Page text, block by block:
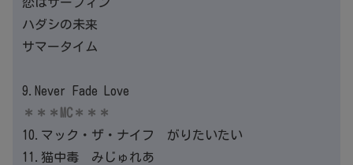
恋はサーフィン
ハダシの未来
サマータイム
9.Never Fade Love
＊＊＊MC＊＊＊
10.マック・ザ・ナイフ がりたいたい
11.猫中毒 みじゅれあ